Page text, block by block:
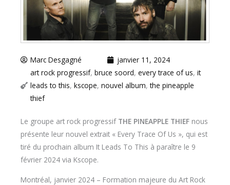
Marc Desgagné
janvier 11, 2024
art rock progressif, bruce soord, every trace of us, it
leads to this, kscope, nouvel album,the pineapple
thief
Le groupe art rock progressifTHE PINEAPPLE THIEF nous
présente leur nouvel extrait « Every Trace Of Us », qui est
tiré du prochain album It Leads To This à paraître le 9
février 2024 via Kscope.
Montréal, janvier 2024 – Formation majeure du Art Rock